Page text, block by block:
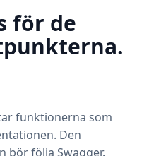
för de
funktionerna som
Den
bör följa Swagger.